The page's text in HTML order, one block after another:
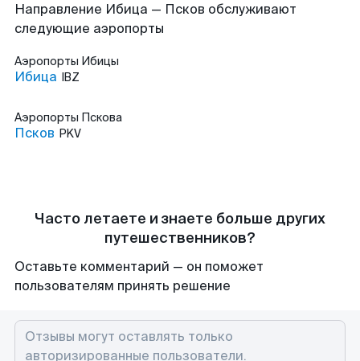
Направление Ибица — Псков обслуживают
следующие аэропорты
Аэропорты Ибицы
Ибица IBZ
Аэропорты Пскова
Псков PKV
Часто летаете и знаете больше других
путешественников?
Оставьте комментарий — он поможет
пользователям принять решение